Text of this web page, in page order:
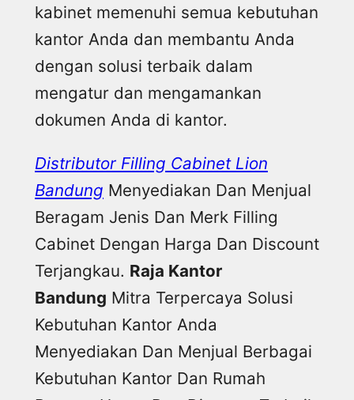
kabinet memenuhi semua kebutuhan
kantor Anda dan membantu Anda
dengan solusi terbaik dalam
mengatur dan mengamankan
dokumen Anda di kantor.
Distributor Filling Cabinet Lion
Bandung Menyediakan Dan Menjual
Beragam Jenis Dan Merk Filling
Cabinet Dengan Harga Dan Discount
Terjangkau. Raja Kantor
Bandung Mitra Terpercaya Solusi
Kebutuhan Kantor Anda
Menyediakan Dan Menjual Berbagai
Kebutuhan Kantor Dan Rumah